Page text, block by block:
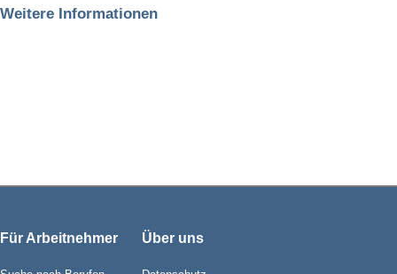
Weitere Informationen
Für Arbeitnehmer Über uns